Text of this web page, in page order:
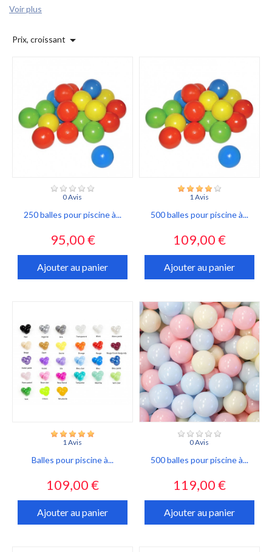
Voir plus
Prix, croissant 
0 Avis
250 balles pour piscine à...
Prix
95,00 €
Ajouter au panier
1 Avis
500 balles pour piscine à...
Prix
109,00 €
Ajouter au panier
1 Avis
Balles pour piscine à...
Prix
109,00 €
Ajouter au panier
0 Avis
500 balles pour piscine à...
Prix
119,00 €
Ajouter au panier